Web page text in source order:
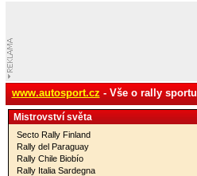
www.autosport.cz - Vše o rally sportu
Mistrovství­ světa
Secto Rally Finland
Rally del Paraguay
Rally Chile Biobío
Rally Italia Sardegna